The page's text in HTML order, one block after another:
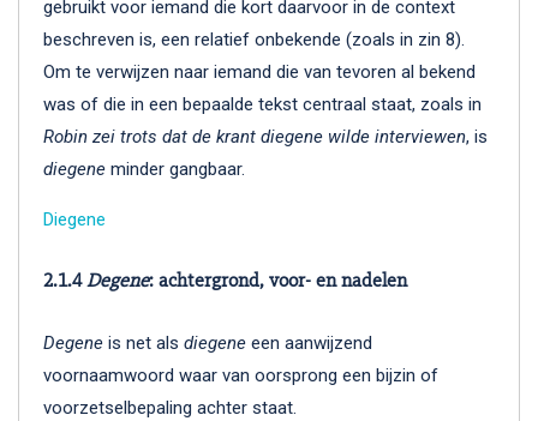
gebruikt voor iemand die kort daarvoor in de context
beschreven is, een relatief onbekende (zoals in zin 8).
Om te verwijzen naar iemand die van tevoren al bekend
was of die in een bepaalde tekst centraal staat, zoals in
Robin zei trots dat de krant diegene wilde interviewen, is
diegene minder gangbaar.
Diegene
2.1.4Degene: achtergrond, voor- en nadelen
Degene is net als diegene een aanwijzend
voornaamwoord waar van oorsprong een bijzin of
voorzetselbepaling achter staat.